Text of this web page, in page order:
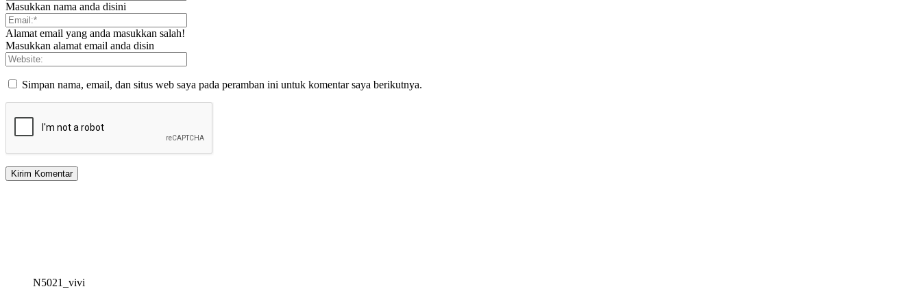
Masukkan nama anda disini
Alamat email yang anda masukkan salah!
Masukkan alamat email anda disin
Simpan nama, email, dan situs web saya pada peramban ini untuk komentar saya berikutnya.
N5021_vivi